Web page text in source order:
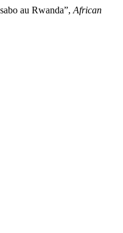
au Rwanda”, African